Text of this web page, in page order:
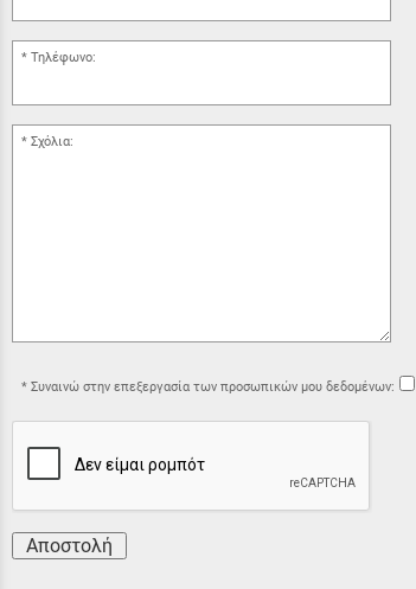
Τηλέφωνο:
Σχόλια:
Συναινώ στην επεξεργασία των προσωπικών μου δεδομένων:
Αποστολή